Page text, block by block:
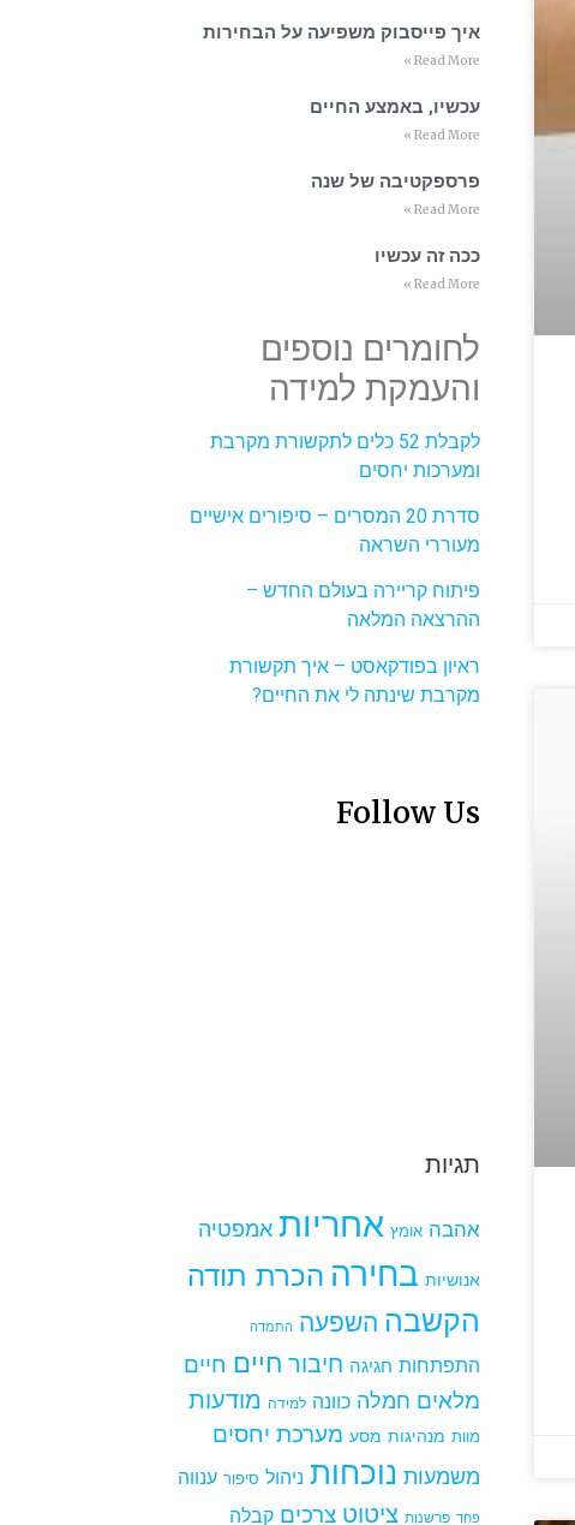
איך פייסבוק משפיעה על הבחירות
Read More »
עכשיו, באמצע החיים
Read More »
פרספקטיבה של שנה
Read More »
ככה זה עכשיו
Read More »
לחומרים נוספים
והעמקת למידה
לקבלת 52 כלים לתקשורת מקרבת
ומערכות יחסים
סדרת 20 המסרים – סיפורים אישיים
מעוררי השראה
פיתוח קריירה בעולם החדש –
ההרצאה המלאה
ראיון בפודקאסט – איך תקשורת
מקרבת שינתה לי את החיים?
Follow Us
תגיות
אהבה אומץ אחריות אמפטיה
אנושיות בחירה הכרת תודה
הקשבה השפעה התמדה
התפתחות חגיגה חיבור חיים חיים
מלאים חמלה כוונה למידה מודעות
מוות מנהיגות מסע מערכת יחסים
משמעות נוכחות ניהול סיפור ענווה
פחד פרשנות ציטוט צרכים קבלה